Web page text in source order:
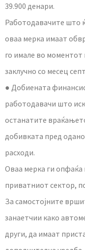
39.900 денари.
Работодавачите што
оваа мерка имаат
го имале во
заклучно со месец
● Добиената
работодавачи што
останатите
добивката пред
расходи.
Оваа мерка ги опфаќа
приватниот сектор,
За самостојните
занаетчии како
други, да имаат